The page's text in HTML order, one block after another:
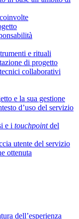
e rituali
di progetto
collaborativi
e la sua gestione
d’uso del servizio
e i touchpointdel
utente del servizio
ottenuta
dell’esperienza